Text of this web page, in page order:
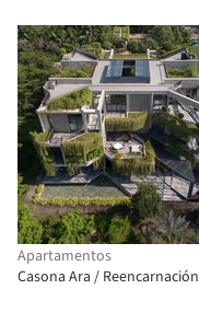
Apartamentos
Casona Ara / Reencarnación